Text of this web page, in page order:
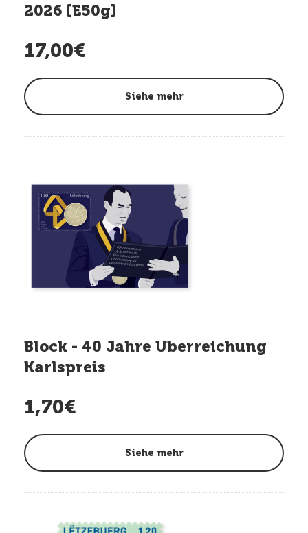
2026 [E50g]
17,00€
Siehe mehr
Block - 40 Jahre Uberreichung
Karlspreis
1,70€
Siehe mehr